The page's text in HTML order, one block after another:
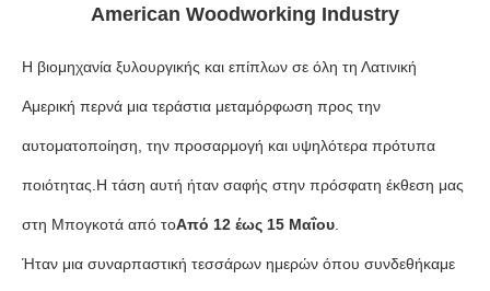
American Woodworking Industry
Η βιομηχανία ξυλουργικής και επίπλων σε όλη τη Λατινική
Αμερική περνά μια τεράστια μεταμόρφωση προς την
αυτοματοποίηση, την προσαρμογή και υψηλότερα πρότυπα
ποιότητας.Η τάση αυτή ήταν σαφής στην πρόσφατη έκθεση μας
στη Μπογκοτά από τοΑπό 12 έως 15 Μαΐου
Ήταν μια συναρπαστική τεσσάρων ημερών όπου συνδεθήκαμε